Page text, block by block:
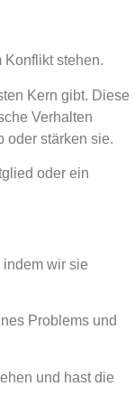
Konflikt stehen.
Kern gibt. Diese
Verhalten
oder stärken sie.
oder ein
wir sie
Problems und
und hast die